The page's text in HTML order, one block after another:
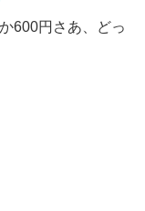
600円さあ、どっ